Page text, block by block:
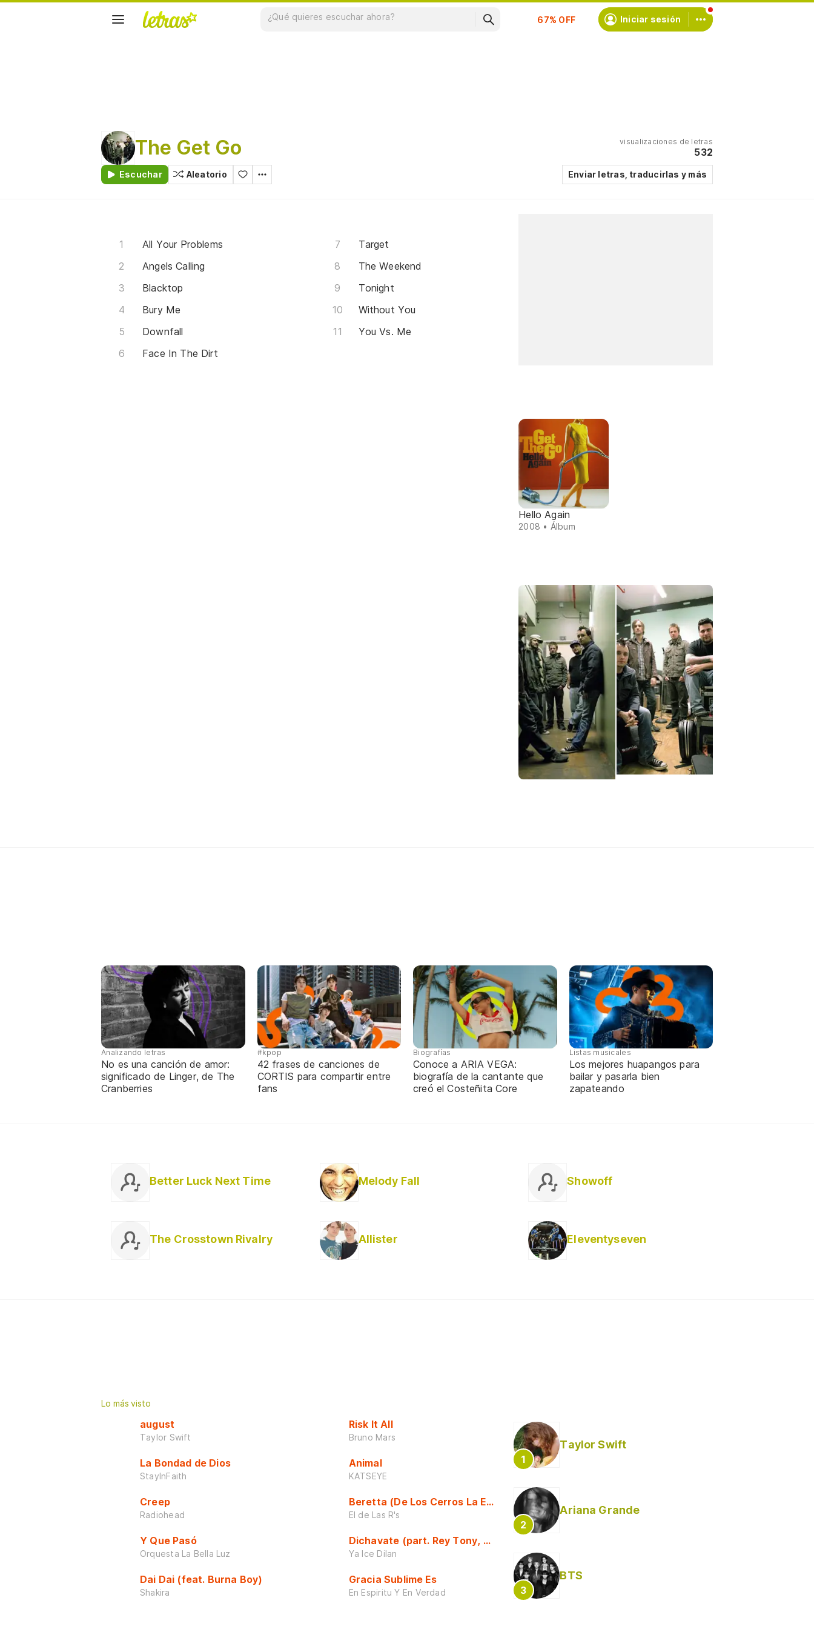
Suscríbete Iniciar sesión
The Get Go
Escuchar Aleatorio
visualizaciones de letras
532
Enviar letras, traducirlas y más
All Your Problems
Angels Calling
Blacktop
Bury Me
Downfall
Face In The Dirt
Target
The Weekend
Tonight
Without You
You Vs. Me
Hello Again
2008 • Álbum
Analizando letras
No es una canción de amor:
significado de Linger, de The
Cranberries
#kpop
42 frases de canciones de
CORTIS para compartir entre
fans
Biografías
Conoce a ARIA VEGA:
biografía de la cantante que
creó el Costeñita Core
Listas musicales
Los mejores huapangos para
bailar y pasarla bien
zapateando
Better Luck Next Time Melody Fall Showoff
The Crosstown Rivalry Allister Eleventyseven
Lo más visto
august
Taylor Swift
La Bondad de Dios
StayInFaith
Creep
Radiohead
Y Que Pasó
Orquesta La Bella Luz
Dai Dai (feat. Burna Boy)
Shakira
Risk It All
Bruno Mars
Animal
KATSEYE
Beretta (De Los Cerros La Escuela)
El de Las R's
Dichavate (part. Rey Tony, Dj Honda y Helabusador) [explícita]
Ya Ice Dilan
Gracia Sublime Es
En Espiritu Y En Verdad
Taylor Swift
Ariana Grande
BTS